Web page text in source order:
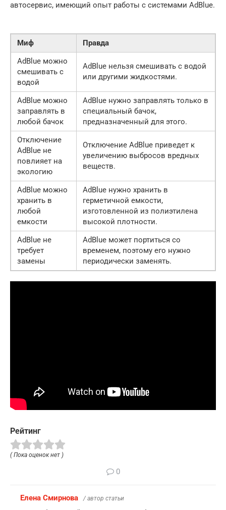
автосервис, имеющий опыт работы с системами AdBlue.
Миф
Правда
AdBlue можно
смешивать с
водой
AdBlue нельзя смешивать с водой
или другими жидкостями.
AdBlue можно
заправлять в
любой бачок
AdBlue нужно заправлять только в
специальный бачок,
предназначенный для этого.
Отключение
AdBlue не
повлияет на
экологию
Отключение AdBlue приведет к
увеличению выбросов вредных
веществ.
AdBlue можно
хранить в
любой
емкости
AdBlue нужно хранить в
герметичной емкости,
изготовленной из полиэтилена
высокой плотности.
AdBlue не
требует
замены
AdBlue может портиться со
временем, поэтому его нужно
периодически заменять.
Рейтинг
( Пока оценок нет )
0
Елена Смирнова / автор статьи